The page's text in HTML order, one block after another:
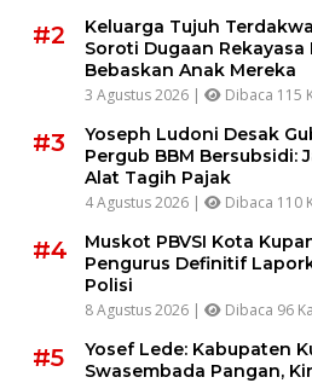
#2
Keluarga Tujuh
Soroti Dugaan
Bebaskan Anak Mereka
3 Agustus 2026 | Dibaca 115
#3
Yoseph Ludoni Desak
Pergub BBM Bersubsidi:
Alat Tagih Pajak
4 Agustus 2026 | Dibaca 110
#4
Muskot PBVSI Kota
Pengurus Definitif
Polisi
8 Agustus 2026 | Dibaca 96
#5
Yosef Lede: Kabupaten
Swasembada Pangan,